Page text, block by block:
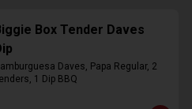
Box Tender Daves
Daves, Papa Regular, 2
1 Dip BBQ